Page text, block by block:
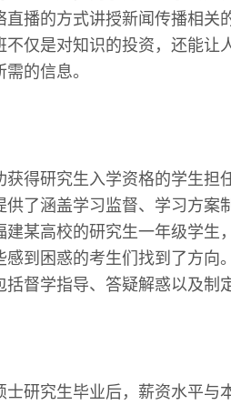
播的方式讲授新闻传播相关
仅是对知识的投资，还能让
的信息。
得研究生入学资格的学生担
了涵盖学习监督、学习方案
某高校的研究生一年级学生
到困惑的考生们找到了方向
督学指导、答疑解惑以及制
研究生毕业后，薪资水平与